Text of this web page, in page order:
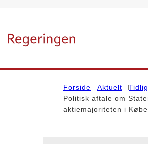
Forside Aktuelt
Politisk aftale om
aktiemajoriteten i